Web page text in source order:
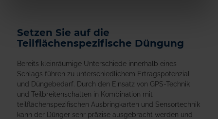
Setzen Sie auf die
Teilflächenspezifische Düngung
Bereits kleinräumige Unterschiede innerhalb eines
Schlags führen zu unterschiedlichem Ertragspotenzial
und Düngebedarf. Durch den Einsatz von GPS-Technik
und Teilbreitenschalten in Kombination mit
teilflächenspezifischen Ausbringkarten und Sensortechnik
kann der Dünger sehr präzise ausgebracht werden und